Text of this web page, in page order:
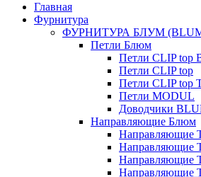
Главная
Фурнитура
ФУРНИТУРА БЛУМ
Петли Блюм
Петли CLIP top
Петли CLIP top
Петли CLIP top
Петли MODUL
Доводчики
Направляющие Блюм
Направляющие
Направляющие
Направляющие
Направляющие